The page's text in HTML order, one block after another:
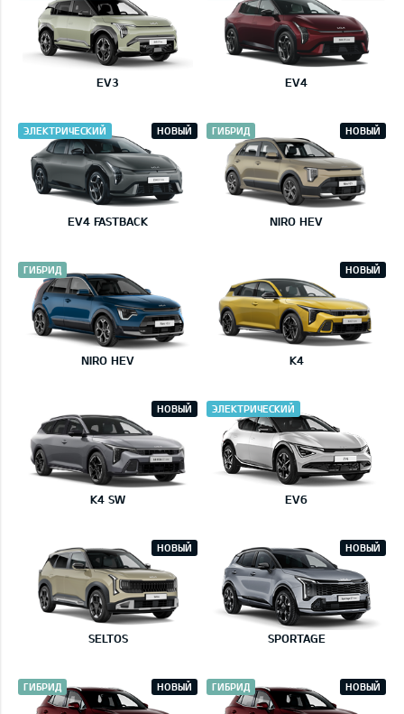
EV3 EV4
EV4 FASTBACK
ЭЛЕКТРИЧЕСКИЙ НОВЫЙ
NIRO HEV
НОВЫЙ
ГИБРИД
NIRO HEV
ГИБРИД
K4
НОВЫЙ
K4 SW
НОВЫЙ
EV6
ЭЛЕКТРИЧЕСКИЙ
SELTOS
НОВЫЙ
SPORTAGE
НОВЫЙ
НОВЫЙ
ГИБРИД ГИБРИД НОВЫЙ